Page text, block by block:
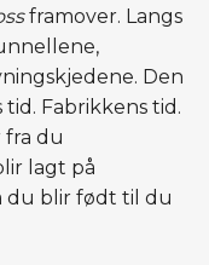
framover. Langs
Den
Fabrikkens tid.
fra du
lagt på
du blir født til du